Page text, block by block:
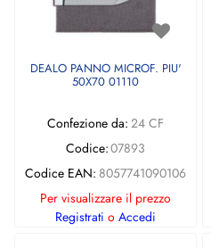
DEALO PANNO MICROF. PIU'
50X70 01110
Confezione da: 24 CF
Codice:07893
Codice EAN: 8057741090106
Per visualizzare il prezzo
Registrati o Accedi